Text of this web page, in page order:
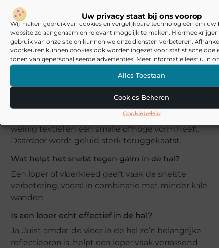
Uw privacy staat bij ons voorop
Wij maken gebruik van cookies en vergelijkbare technologieën om uw
website zo aangenaam en relevant mogelijk te maken. Hiermee
gebruik van onze site en kunnen we onze diensten verbeteren.
voorkeuren kunnen cookies ook worden ingezet voor statistische
tonen van gepersonaliseerde advertenties. Meer informatie leest u in
Alles Toestaan
Cookies Beheren
Cookiebeleid
Evalueer opnieuw.
Klinkt de hal rustiger, of is een extra
maatregel nodig?
Veelgestelde vragen over
akoestiek in hal verbeteren
Waarom galmt mijn hal zo snel?
Omdat een hal vaak een harde vloer, kale muren,
weinig textiel en een smalle of hoge vorm heeft.
Daardoor wordt geluid sterk teruggekaatst.
Wat helpt het snelst tegen galm in de hal?
Een loper of vloerkleed geeft vaak de snelste
verbetering, vooral in combinatie met minder kale
wanden.
Is een loper echt effectief in de hal?
Ja. Juist omdat de vloer in de hal zo’n belangrijke
reflectiebron is, helpt een loper vaak verrassend